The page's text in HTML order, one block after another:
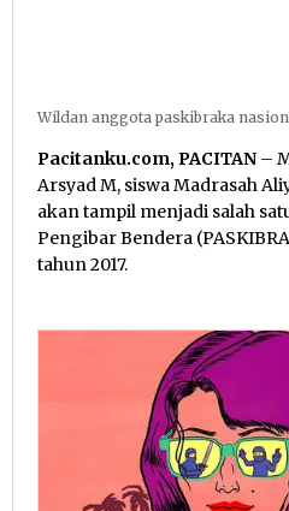
Wildan anggota paskibraka
Pacitanku.com, PACITAN –
Arsyad M, siswa Madrasah
akan tampil menjadi salah
Pengibar Bendera
tahun 2017.